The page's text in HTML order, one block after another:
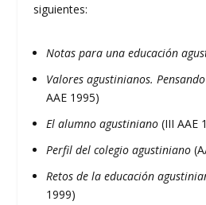
siguientes:
Notas para una educación
Valores agustinianos.
AAE 1995)
El alumno agustiniano (III AAE
Perfil del colegio agustiniano
Retos de la educación
1999)